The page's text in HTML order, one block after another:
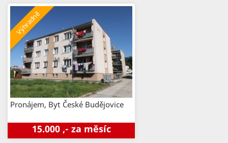
Pronájem, Byt České Budějovice
15.000 ,- za měsíc